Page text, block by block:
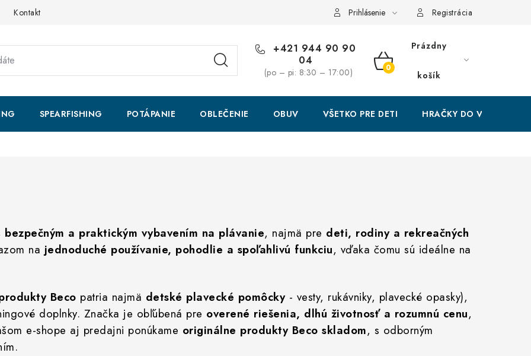
Kontakt Prihlásenie Registrácia
+421 944 90 90
04
(po – pi: 8:30 – 17:00)
NÁKUPNÝ
Prázdny
košík
SPEARFISHING POTÁPANIE OBLEČENIE OBUV VŠETKO PRE DETI HRAČKY DO VODY
bezpečným a praktickým vybavením na plávanie, najmä pre deti, rodiny a rekreačných
na jednoduché používanie, pohodlie a spoľahlivú funkciu, vďaka čomu sú ideálne na
Beco patria najmä detské plavecké pomôcky- vesty, rukávniky, plavecké opasky),
doplnky. Značka je obľúbená pre overené riešenia, dlhú životnosť a rozumnú cenu,
e-shope aj predajni ponúkame originálne produkty Beco skladom, s odborným